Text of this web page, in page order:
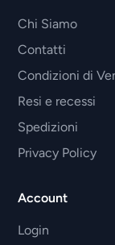
Chi Siamo
Contatti
Condizioni di
Resi e recessi
Spedizioni
Privacy Policy
Account
Login